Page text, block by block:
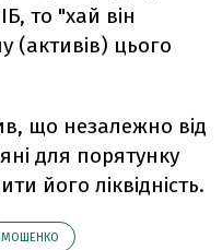
то "хай він
(активів) цього
що незалежно від
для порятунку
його ліквідність.